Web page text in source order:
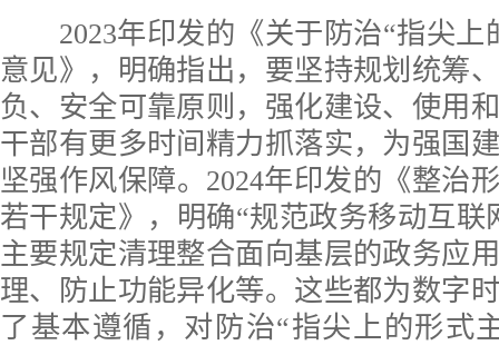
2023年印发的《关于防治“指尖上
意见》，明确指出，要坚持规划统筹
负、安全可靠原则，强化建设、使用
干部有更多时间精力抓落实，为强国
坚强作风保障。2024年印发的《整治
若干规定》，明确“规范政务移动互联
主要规定清理整合面向基层的政务应
理、防止功能异化等。这些都为数字
了基本遵循，对防治“指尖上的形式